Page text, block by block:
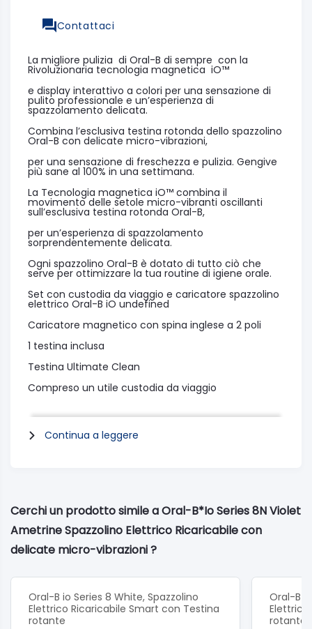
Contattaci
La migliore pulizia di Oral-B di sempre con la
Rivoluzionaria tecnologia magnetica iO™
e display interattivo a colori per una sensazione di
pulito professionale e un’esperienza di
spazzolamento delicata.
Combina l’esclusiva testina rotonda dello spazzolino
Oral-B con delicate micro-vibrazioni,
per una sensazione di freschezza e pulizia. Gengive
più sane al 100% in una settimana.
La Tecnologia magnetica iO™ combina il
movimento delle setole micro-vibranti oscillanti
sull’esclusiva testina rotonda Oral-B,
per un’esperienza di spazzolamento
sorprendentemente delicata.
Ogni spazzolino Oral-B è dotato di tutto ciò che
serve per ottimizzare la tua routine di igiene orale.
Set con custodia da viaggio e caricatore spazzolino
elettrico Oral-B iO undefined
Caricatore magnetico con spina inglese a 2 poli
1 testina inclusa
Testina Ultimate Clean
Compreso un utile custodia da viaggio
Continua a leggere
Cerchi un prodotto simile a Oral-B*Io Series 8N Violet
Ametrine Spazzolino Elettrico Ricaricabile con
delicate micro-vibrazioni ?
Oral-B io Series 8 White, Spazzolino
Elettrico Ricaricabile Smart con Testina
rotante
Oral-B
rotante